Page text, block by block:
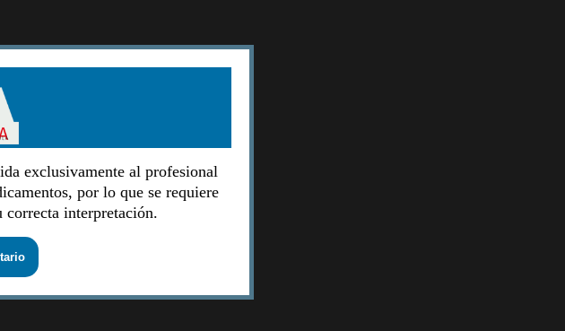
exclusivamente al profesional
por lo que se requiere
correcta interpretación.